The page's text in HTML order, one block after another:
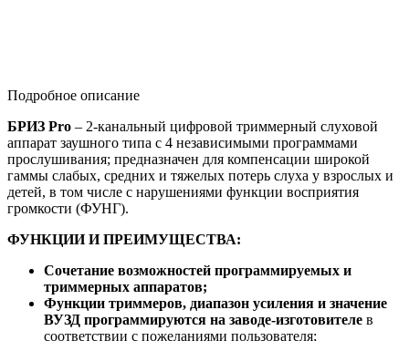
Подробное описание
БРИЗ Pro – 2-канальный цифровой триммерный слуховой
аппарат заушного типа с 4 независимыми программами
прослушивания; предназначен для компенсации широкой
гаммы слабых, средних и тяжелых потерь слуха у взрослых и
детей, в том числе с нарушениями функции восприятия
громкости (ФУНГ).
ФУНКЦИИ И ПРЕИМУЩЕСТВА:
Сочетание возможностей программируемых и
триммерных аппаратов;
Функции триммеров, диапазон усиления и значение
ВУЗД программируются на заводе-изготовителе в
соответствии с пожеланиями пользователя;